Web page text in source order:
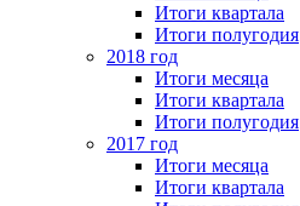
Итоги квартала
Итоги полугодия
2018 год
Итоги месяца
Итоги квартала
Итоги полугодия
2017 год
Итоги месяца
Итоги квартала